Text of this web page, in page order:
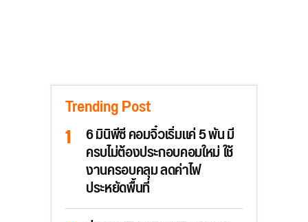
Trending Post
6 มินิพีซี คอมจิ๋วเริ่มแค่ 5 พัน มี
ครบไม่ต้องประกอบคอมใหม่ ใช้
งานครอบคลุม ลดค่าไฟ
ประหยัดพื้นที่